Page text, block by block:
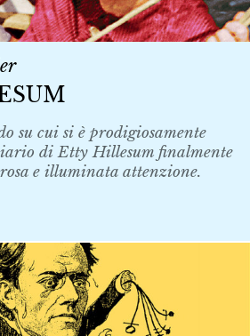
su cui si è prodigiosamente
di Etty Hillesum finalmente
e illuminata attenzione.